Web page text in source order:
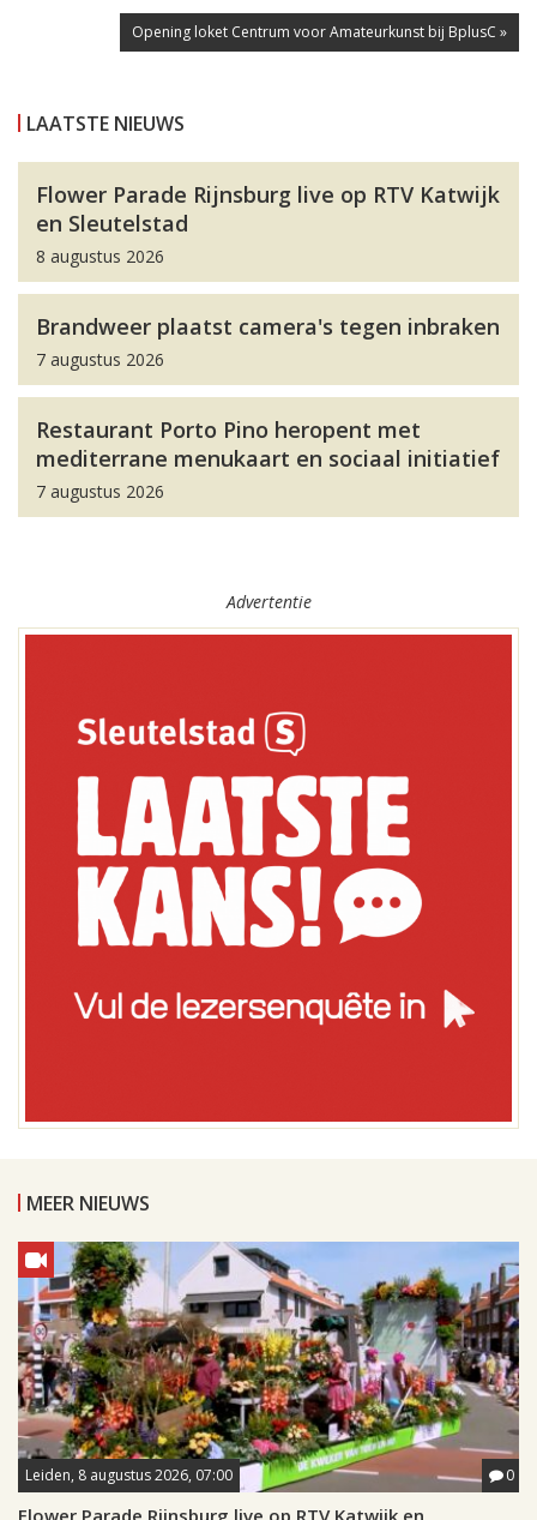
Opening loket Centrum voor Amateurkunst bij BplusC »
LAATSTE NIEUWS
Flower Parade Rijnsburg live op RTV Katwijk
en Sleutelstad
8 augustus 2026
Brandweer plaatst camera's tegen inbraken
7 augustus 2026
Restaurant Porto Pino heropent met
mediterrane menukaart en sociaal initiatief
7 augustus 2026
Advertentie
MEER NIEUWS
Leiden, 8 augustus 2026, 07:00 0